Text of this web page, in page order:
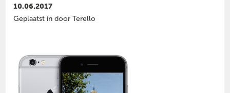
10.06.2017
Geplaatst in door Terello